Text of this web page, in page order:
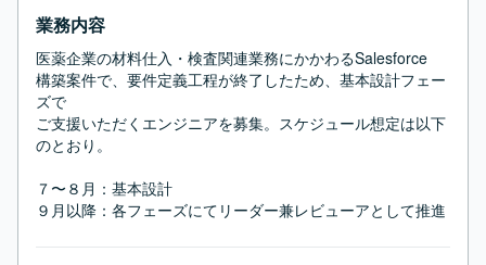
業務内容
医薬企業の材料仕入・検査関連業務にかかわるSalesforce
構築案件で、要件定義工程が終了したため、基本設計フェー
ズで
ご支援いただくエンジニアを募集。スケジュール想定は以下
のとおり。
７〜８月：基本設計
９月以降：各フェーズにてリーダー兼レビューアとして推進